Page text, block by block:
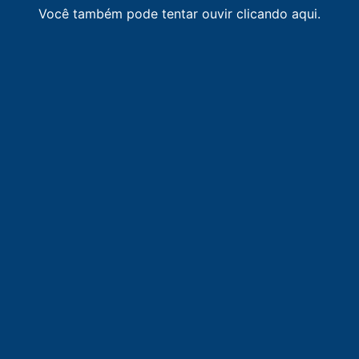
Você também pode tentar ouvir clicando aqui.